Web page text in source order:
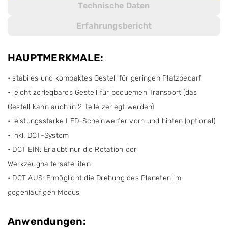
Menge
Technische Daten
Erfahrungsbericht
HAUPTMERKMALE:
• stabiles und kompaktes Gestell für geringen Platzbedarf
• leicht zerlegbares Gestell für bequemen Transport (das
Gestell kann auch in 2 Teile zerlegt werden)
• leistungsstarke LED-Scheinwerfer vorn und hinten (optional)
• inkl. DCT-System
• DCT EIN: Erlaubt nur die Rotation der
Werkzeughaltersatelliten
• DCT AUS: Ermöglicht die Drehung des Planeten im
gegenläufigen Modus
Anwendungen: